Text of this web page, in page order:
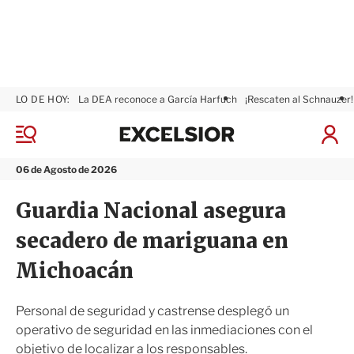
M
n
06 de Agosto de 2026
LO DE HOY: La DEA reconoce a García Harfuch ¡Rescaten al Schnauzer!
I
x
i
r
Guardia Nacional asegura
secadero de mariguana en
Michoacán
Personal de seguridad y castrense desplegó un
operativo de seguridad en las inmediaciones con el
objetivo de localizar a los responsables.